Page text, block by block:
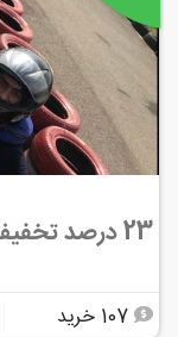
23 درصد تخفیف کارتینگ هفت اقلیم فومن